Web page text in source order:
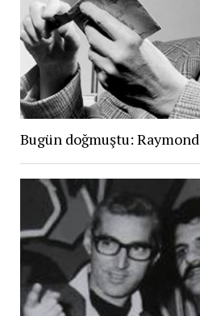
Bugün doğmuştu: